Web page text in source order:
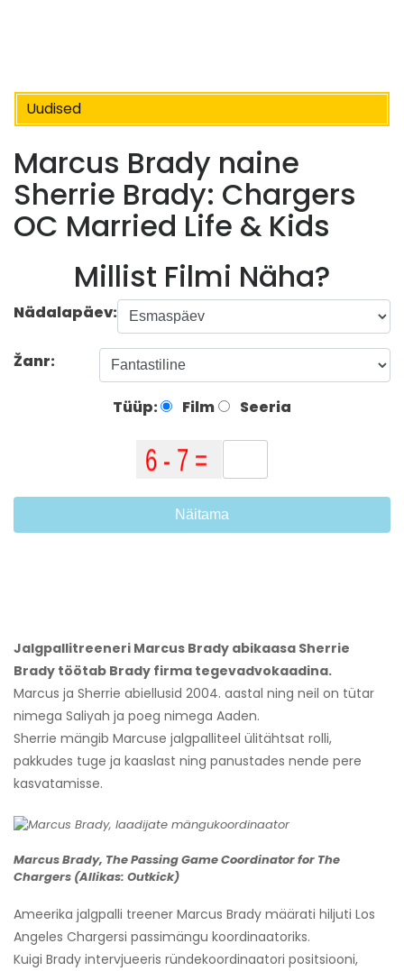
Uudised
Marcus Brady naine
Sherrie Brady: Chargers
OC Married Life & Kids
Millist Filmi Näha?
Nädalapäev:
Žanr:
Tüüp: Film Seeria
Näitama
Jalgpallitreeneri Marcus Brady abikaasa Sherrie
Brady töötab Brady firma tegevadvokaadina.
Marcus ja Sherrie abiellusid 2004. aastal ning neil on tütar
nimega Saliyah ja poeg nimega Aaden.
Sherrie mängib Marcuse jalgpalliteel ülitähtsat rolli,
pakkudes tuge ja kaaslast ning panustades nende pere
kasvatamisse.
Marcus Brady, The Passing Game Coordinator for The
Chargers (Allikas: Outkick)
Ameerika jalgpalli treener Marcus Brady määrati hiljuti Los
Angeles Chargersi passimängu koordinaatoriks.
Kuigi Brady intervjueeris ründekoordinaatori positsiooni,